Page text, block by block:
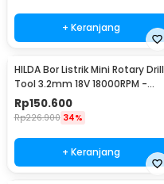
+ Keranjang
HILDA Bor Listrik Mini Rotary Drill
Tool 3.2mm 18V 18000RPM -
JD5202
Rp150.600
Rp226.900 34%
+ Keranjang